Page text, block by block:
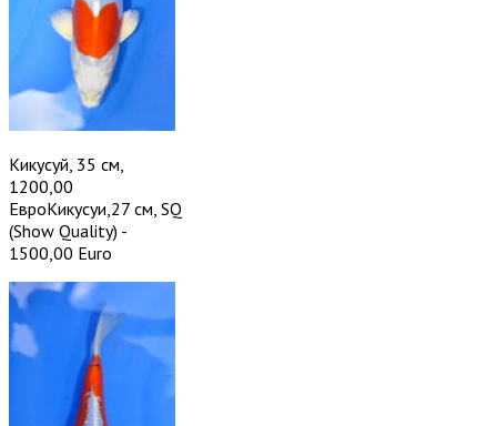
Кикусуй, 35 см,
1200,00
ЕвроКикусуи,27 см, SQ
(Show Quality) -
1500,00 Euro